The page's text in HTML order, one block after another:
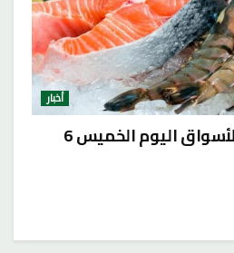
أخبار
أسعار الأسماك فى الأسواق اليوم الخميس 6